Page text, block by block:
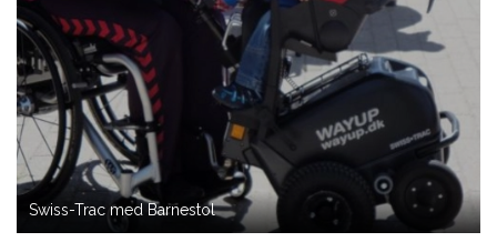
Swiss-Trac med Barnestol